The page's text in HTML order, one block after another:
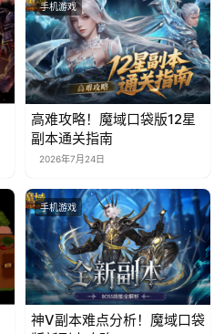
手机游戏
高难攻略！魔域口袋版12星
副本通关指南
2026年7月24日
手机游戏
神V副本难点分析！魔域口袋